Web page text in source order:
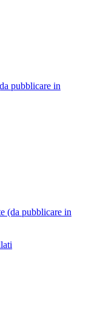
pubblicare in
(da pubblicare in